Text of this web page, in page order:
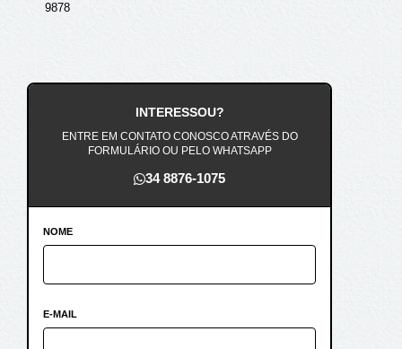
9878
INTERESSOU?
ENTRE EM CONTATO CONOSCO ATRAVÉS DO
FORMULÁRIO OU PELO WHATSAPP
34 8876-1075
NOME
E-MAIL